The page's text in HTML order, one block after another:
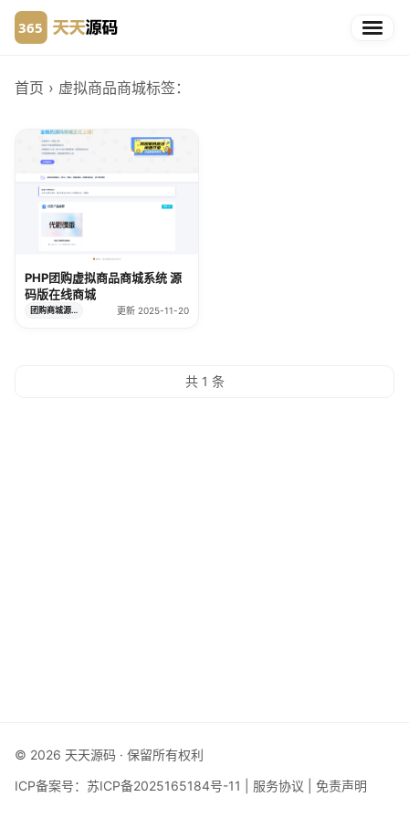
首页 › 虚拟商品商城标签：
PHP团购虚拟商品商城系统 源
码版在线商城
团购商城源码 更新 2025-11-20
共 1 条
© 2026 天天源码 · 保留所有权利
ICP备案号： 苏ICP备2025165184号-11 服务协议 免责声明